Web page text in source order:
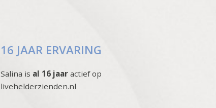
16 JAAR ERVARING
Salina is al 16 jaar actief op
livehelderzienden.nl